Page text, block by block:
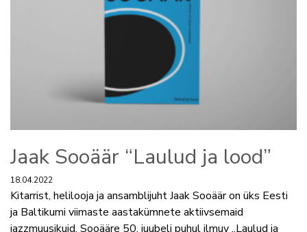
Jaak Sooäär “Laulud ja lood”
18.04.2022
Kitarrist, helilooja ja ansamblijuht Jaak Sooäär on üks Eesti
ja Baltikumi viimaste aastakümnete aktiivsemaid
jazzmuusikuid. Sooääre 50. juubeli puhul ilmuv „Laulud ja